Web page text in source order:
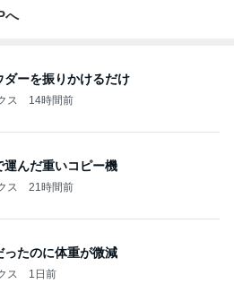
へ
ダーを振りかけるだけ
ス 14時間前
運んだ重いコピー機
ス 21時間前
ったのに体重が微減
ス 1日前